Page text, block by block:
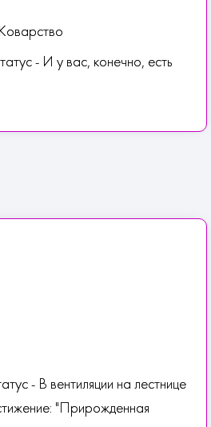
- И у вас, конечно, есть
- В вентиляции на лестнице
"Прирожденная